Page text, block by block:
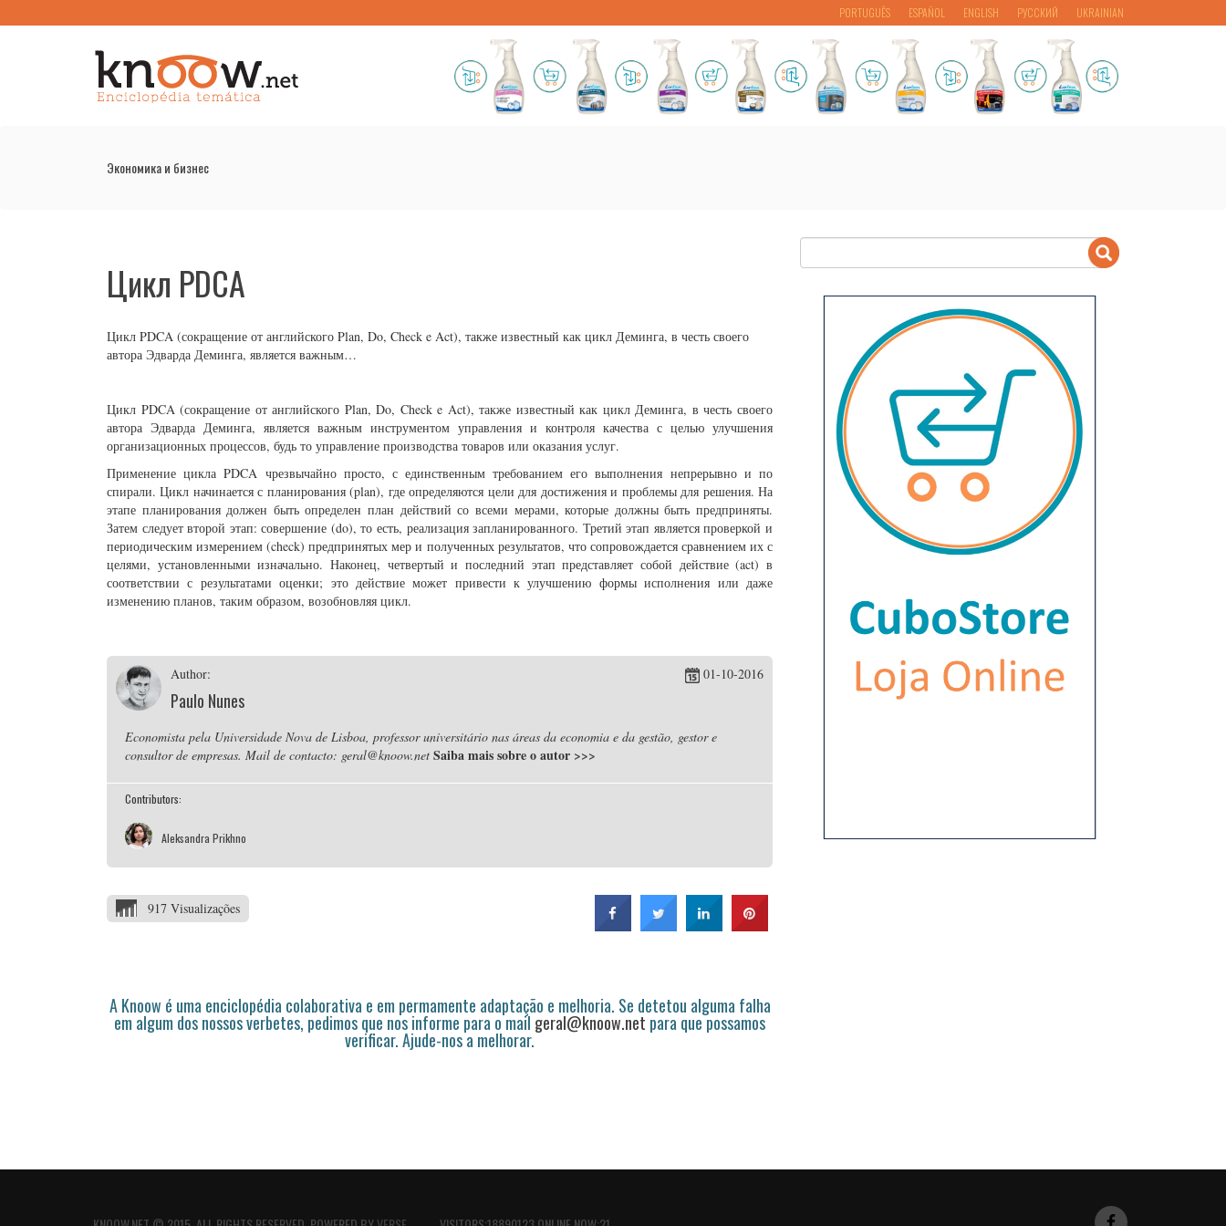
PORTUGUÊS ESPAÑOL ENGLISH РУССКИЙ UKRAINIAN
Экономика и бизнес
Цикл PDCA
Цикл PDCA (сокращение от английского Plan, Do, Check e Act), также известный как цикл Деминга, в честь своего
автора Эдварда Деминга, является важным…
Цикл PDCA (сокращение от английского Plan, Do, Check e Act), также известный как цикл Деминга, в честь своего
автора Эдварда Деминга, является важным инструментом управления и контроля качества с целью улучшения
организационных процессов, будь то управление производства товаров или оказания услуг.
Применение цикла PDCA чрезвычайно просто, с единственным требованием его выполнения непрерывно и по
спирали. Цикл начинается с планирования (plan), где определяются цели для достижения и проблемы для решения. На
этапе планирования должен быть определен план действий со всеми мерами, которые должны быть предприняты.
Затем следует второй этап: совершение (do), то есть, реализация запланированного. Третий этап является проверкой и
периодическим измерением (check) предпринятых мер и полученных результатов, что сопровождается сравнением их с
целями, установленными изначально. Наконец, четвертый и последний этап представляет собой действие (act) в
соответствии с результатами оценки; это действие может привести к улучшению формы исполнения или даже
изменению планов, таким образом, возобновляя цикл.
Author:
Paulo Nunes
01-10-2016
Economista pela Universidade Nova de Lisboa, professor universitário nas áreas da economia e da gestão, gestor e
consultor de empresas. Mail de contacto: geral@knoow.net Saiba mais sobre o autor >>>
Contributors:
Aleksandra Prikhno
917 Visualizações
A Knoow é uma enciclopédia colaborativa e em permamente adaptação e melhoria. Se detetou alguma falha
em algum dos nossos verbetes, pedimos que nos informe para o mail geral@knoow.net para que possamos
verificar. Ajude-nos a melhorar.